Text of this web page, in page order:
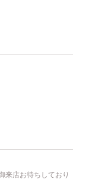
来店お待ちしており